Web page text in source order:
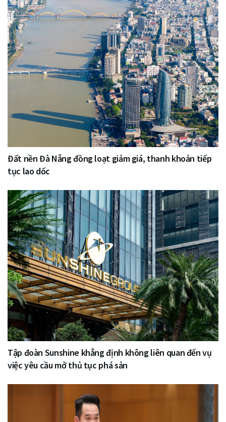
Đất nền Đà Nẵng đồng loạt giảm giá, thanh khoản tiếp
tục lao dốc
Tập đoàn Sunshine khẳng định không liên quan đến vụ
việc yêu cầu mở thủ tục phá sản